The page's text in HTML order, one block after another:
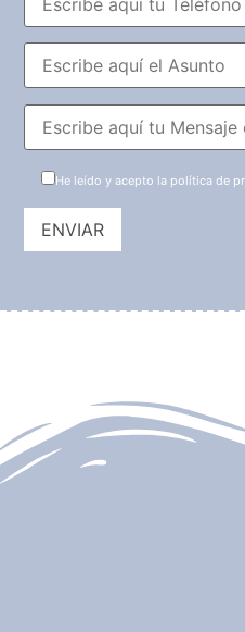
He leído y acepto la política de